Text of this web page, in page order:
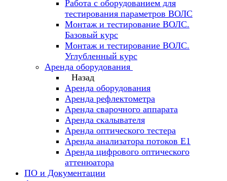
Работа с оборудованием для
тестирования параметров ВОЛС
Монтаж и тестирование ВОЛС.
Базовый курс
Монтаж и тестирование ВОЛС.
Углубленный курс
Аренда оборудования
Назад
Аренда оборудования
Аренда рефлектометра
Аренда сварочного аппарата
Аренда скалывателя
Аренда оптического тестера
Аренда анализатора потоков Е1
Аренда цифрового оптического
аттенюатора
ПО и Документации